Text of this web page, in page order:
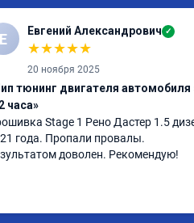
Е Евгений Александрович ✓
★★★★★
20 ноября 2025
тюнинг двигателя автомобиля
часа»
Stage 1 Рено Дастер 1.5
года. Пропали провалы.
доволен. Рекомендую!